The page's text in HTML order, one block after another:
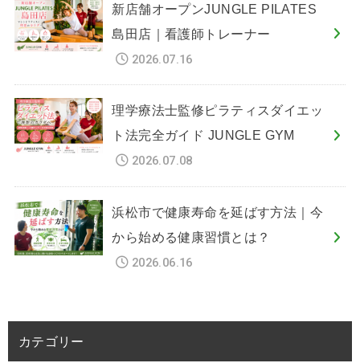
新店舗オープンJUNGLE PILATES
島田店｜看護師トレーナー
2026.07.16
理学療法士監修ピラティスダイエッ
ト法完全ガイド JUNGLE GYM
2026.07.08
浜松市で健康寿命を延ばす方法｜今
から始める健康習慣とは？
2026.06.16
カテゴリー